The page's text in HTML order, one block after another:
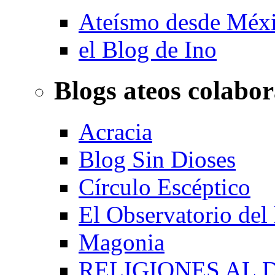
Ateísmo desde
el Blog de Ino
Blogs ateos
Acracia
Blog Sin Dioses
Círculo Escéptico
El Observatorio
Magonia
RELIGIONES AL